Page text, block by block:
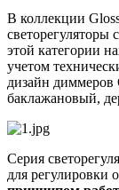
В коллекции
светорегуляторы с
этой категории
учетом
дизайн диммеров
баклажановый,
Серия
для регулировки